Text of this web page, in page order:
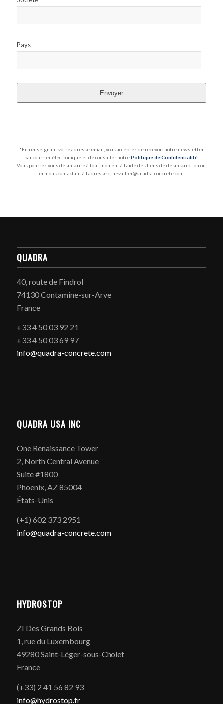
Pays
Envoyer
*En renseignant votre adresse email, vous acceptez de recevoir notre newsletter
par courrier électronique et de consulter notrePolitique de Confidentialité.
Vous pourrez vous désinscrire à tout moment à l’aide des liens de désinscription ou
en nous contactant à l’adresse c.chevallier@quadra-concrete.com
QUADRA
40, route de Findrol
74130 Contamine-sur-Arve
France
+33 4 50 03 92 21
+33 4 50 03 69 97
info@quadra-concrete.com
QUADRA USA INC
One Renaissance Tower
2, North Central Avenue
Suite #1800
Phoenix, AZ 85004
États-Unis
(+1) 602 373 2951
info@quadra-concrete.com
HYDROSTOP
ZI Des Grands Bois
1, rue du Luxembourg
49280 Saint-Léger-sous-Cholet
France
(+33) 2 41 56 82 93
info@hydrostop.fr